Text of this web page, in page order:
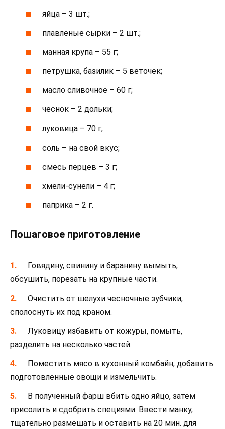
яйца – 3 шт.;
плавленые сырки – 2 шт.;
манная крупа – 55 г;
петрушка, базилик – 5 веточек;
масло сливочное – 60 г;
чеснок – 2 дольки;
луковица – 70 г;
соль – на свой вкус;
смесь перцев – 3 г;
хмели-сунели – 4 г;
паприка – 2 г.
Пошаговое приготовление
Говядину, свинину и баранину вымыть,
обсушить, порезать на крупные части.
Очистить от шелухи чесночные зубчики,
сполоснуть их под краном.
Луковицу избавить от кожуры, помыть,
разделить на несколько частей.
Поместить мясо в кухонный комбайн, добавить
подготовленные овощи и измельчить.
В полученный фарш вбить одно яйцо, затем
присолить и сдобрить специями. Ввести манку,
тщательно размешать и оставить на 20 мин. для